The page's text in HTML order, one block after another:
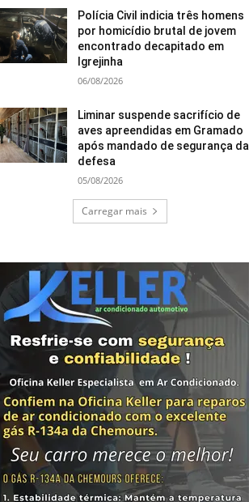
Polícia Civil indicia três homens
por homicídio brutal de jovem
encontrado decapitado em
Igrejinha
06/08/2026
Liminar suspende sacrifício de
aves apreendidas em Gramado
após mandado de segurança da
defesa
05/08/2026
Carregar mais